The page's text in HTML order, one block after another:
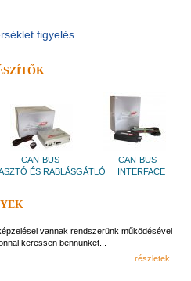
figyelés
CAN-BUS
CAN-BUS
ÉS RABLÁSGÁTLÓ INTERFACE
vannak rendszerünk működésével
keressen bennünket...
részletek